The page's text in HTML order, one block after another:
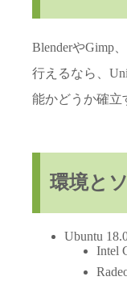
BlenderやGimp
行えるなら、
能かどうか確立
環境と
Ubuntu
Intel